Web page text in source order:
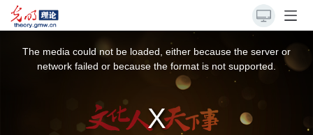
The media could not be loaded, either because the server or
network failed or because the format is not supported.